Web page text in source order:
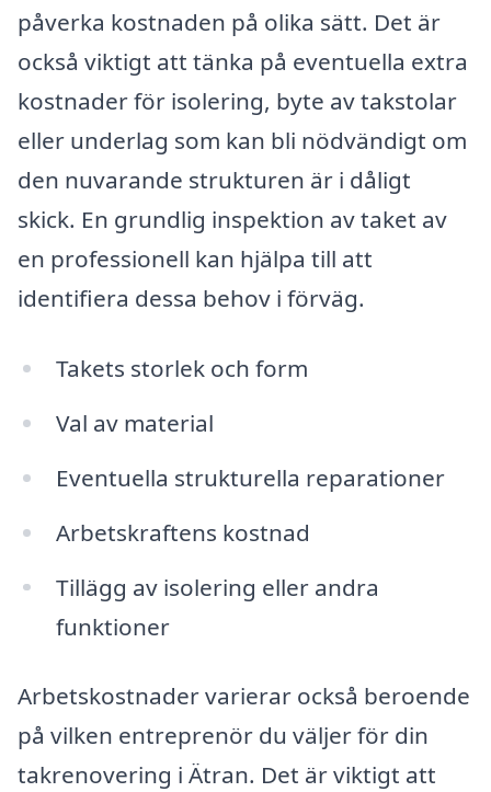
påverka kostnaden på olika sätt. Det är
också viktigt att tänka på eventuella extra
kostnader för isolering, byte av takstolar
eller underlag som kan bli nödvändigt om
den nuvarande strukturen är i dåligt
skick. En grundlig inspektion av taket av
en professionell kan hjälpa till att
identifiera dessa behov i förväg.
Takets storlek och form
Val av material
Eventuella strukturella reparationer
Arbetskraftens kostnad
Tillägg av isolering eller andra
funktioner
Arbetskostnader varierar också beroende
på vilken entreprenör du väljer för din
takrenovering i Ätran. Det är viktigt att